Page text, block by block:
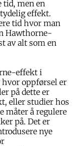
tid, men en
effekt.
tid hvor man
Hawthorne-
av alt som en
effekt i
oppførsel er
på dette er
eller studier hos
måter å regulere
på. Det er
nye